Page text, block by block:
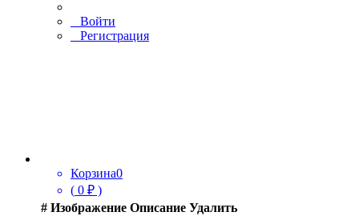
Войти
Регистрация
Корзина0
( 0 ₽ )
# Изображение Описание Удалить